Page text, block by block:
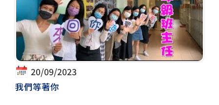
20/09/2023
我們等著你